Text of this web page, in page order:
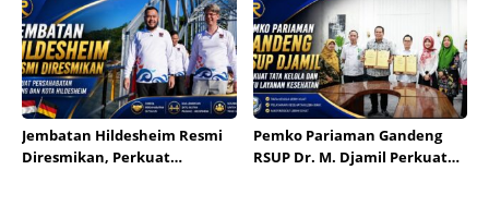
Jembatan Hildesheim Resmi
Diresmikan, Perkuat
Pemko Pariaman Gandeng
RSUP Dr. M. Djamil Perkuat